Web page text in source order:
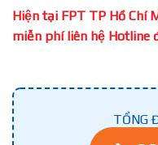
Hiện tại FPT TP Hồ Chí
miễn phí liên hệ Hotline
TỔNG